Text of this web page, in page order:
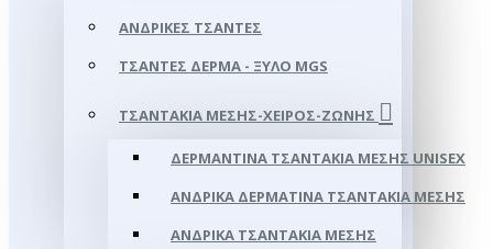
ΑΝΔΡΙΚΈΣ ΤΣΆΝΤΕΣ
ΤΣΆΝΤΕΣ ΔΈΡΜΑ - ΞΎΛΟ MGS
ΤΣΑΝΤΆΚΙΑ ΜΈΣΗΣ-ΧΕΙΡΌΣ-ΖΏΝΗΣ
ΔΕΡΜΆΝΤΙΝΑ ΤΣΑΝΤΆΚΙΑ ΜΈΣΗΣ UNISEX
ΑΝΔΡΙΚΆ ΔΕΡΜΆΤΙΝΑ ΤΣΑΝΤΆΚΙΑ ΜΈΣΗΣ
ΑΝΔΡΙΚΆ ΤΣΑΝΤΆΚΙΑ ΜΈΣΗΣ